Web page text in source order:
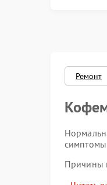
Ремонт
симптомы
Причины